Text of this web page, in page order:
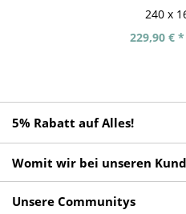
240 x
229,90 € *
5% Rabatt auf Alles!
Womit wir bei unseren
Unsere Communitys